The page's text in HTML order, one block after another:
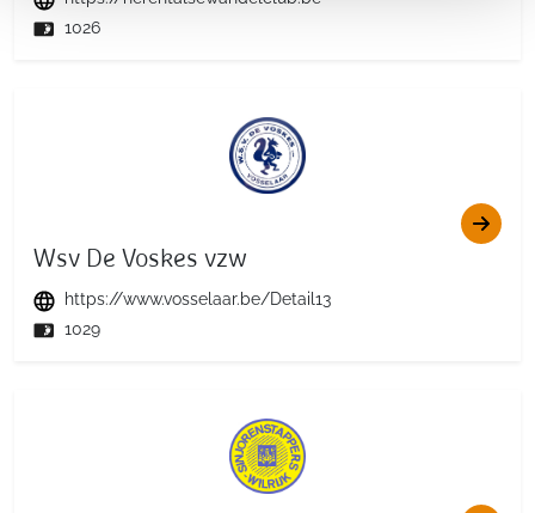
1026
Wsv De Voskes vzw
https://www.vosselaar.be/Detail13
1029